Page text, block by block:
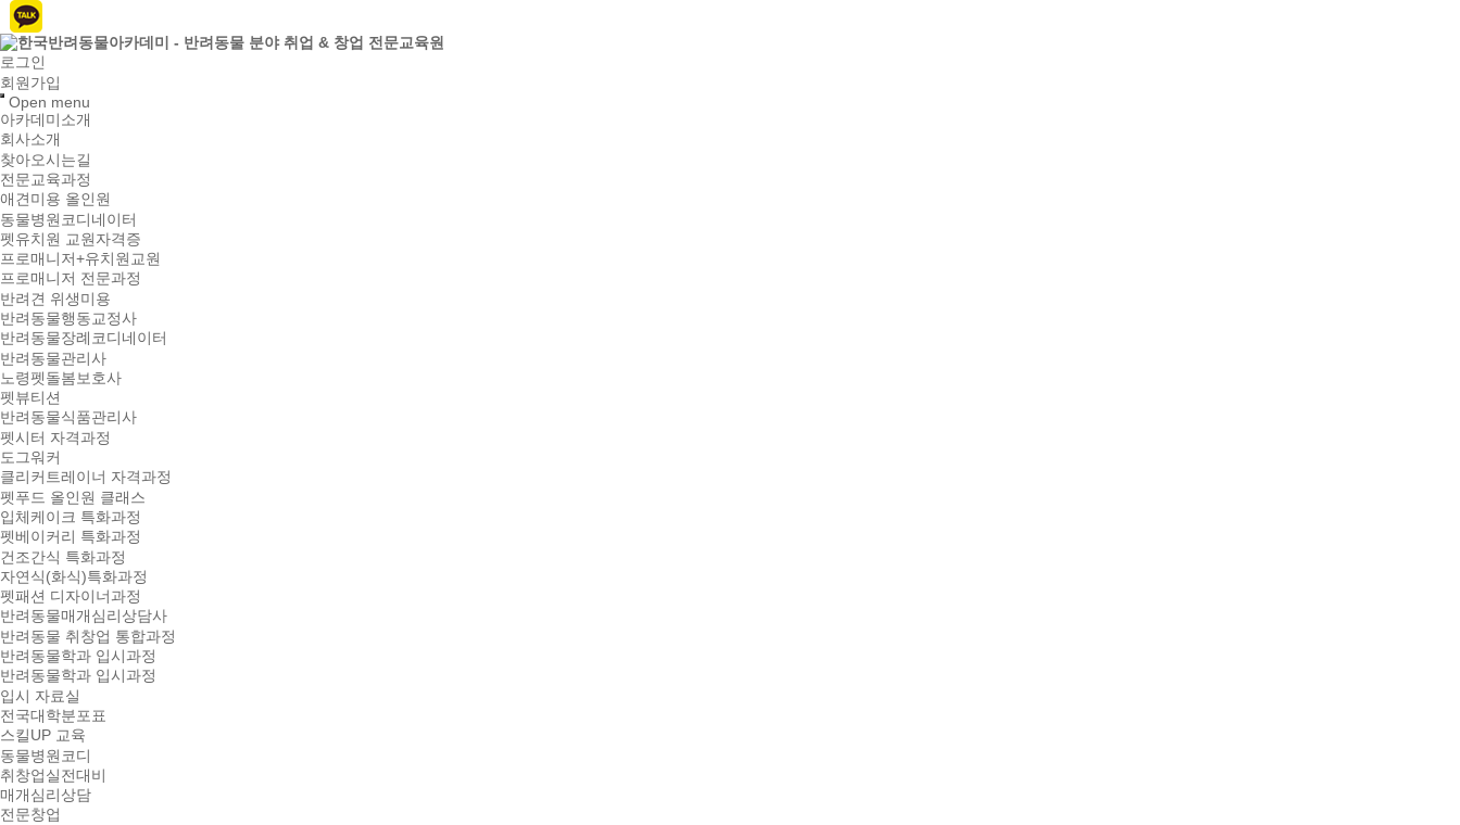
로그인
회원가입
Open menu
아카데미소개
회사소개
찾아오시는길
전문교육과정
애견미용 올인원
동물병원코디네이터
펫유치원 교원자격증
프로매니저+유치원교원
프로매니저 전문과정
반려견 위생미용
반려동물행동교정사
반려동물장례코디네이터
반려동물관리사
노령펫돌봄보호사
펫뷰티션
반려동물식품관리사
펫시터 자격과정
도그워커
클리커트레이너 자격과정
펫푸드 올인원 클래스
입체케이크 특화과정
펫베이커리 특화과정
건조간식 특화과정
자연식(화식)특화과정
펫패션 디자이너과정
반려동물매개심리상담사
반려동물 취창업 통합과정
반려동물학과 입시과정
반려동물학과 입시과정
입시 자료실
전국대학분포표
스킬UP 교육
동물병원코디
취창업실전대비
매개심리상담
전문창업